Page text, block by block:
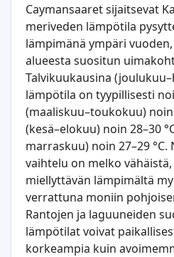
Caymansaaret sijaitsevat
meriveden lämpötila
lämpimänä ympäri
alueesta suositun
Talvikuukausina
lämpötila on tyypillisesti
(maaliskuu–toukokuu) noin
(kesä–elokuu) noin 28–30
marraskuu) noin 27–29
vaihtelu on melko
miellyttävän lämpimältä
verrattuna moniin
Rantojen ja laguuneiden
lämpötilat voivat
korkeampia kuin